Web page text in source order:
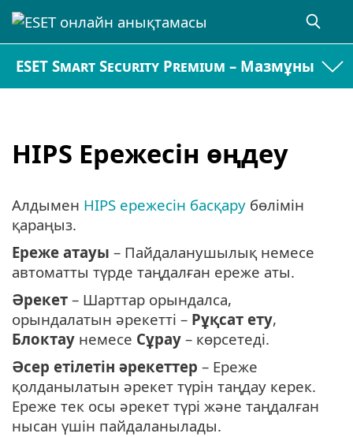
ESET Smart Security Premium – Мазмұны
HIPS Ережесін өңдеу
Алдымен HIPS ережесін басқару бөлімін
қараңыз.
Ереже атауы – Пайдаланушылық немесе
автоматты түрде таңдалған ереже аты.
Әрекет – Шарттар орындалса,
орындалатын әрекетті – Рұқсат ету,
Блоктау немесе Сұрау – көрсетеді.
Әсер етілетін әрекеттер – Ереже
қолданылатын әрекет түрін таңдау керек.
Ереже тек осы әрекет түрі және таңдалған
нысан үшін пайдаланылады.